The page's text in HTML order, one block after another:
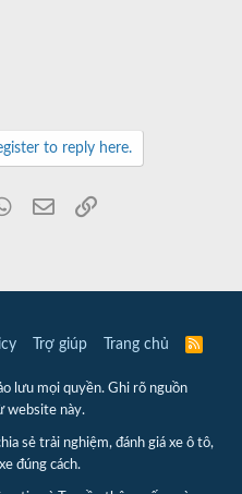
to reply here.
WhatsApp
Email
Trợ giúp Trang chủ
R
lưu mọi quyền. Ghi rõ nguồn
website này.
sẻ trải nghiệm, đánh giá xe ô tô,
đúng cách.